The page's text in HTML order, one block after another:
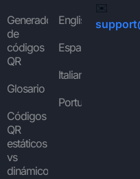
Generador
de
códigos
QR
Glosario
Códigos
QR
estáticos
vs
dinámicos
English
Español
Italiano
Português
✉️